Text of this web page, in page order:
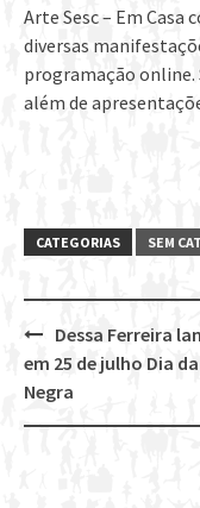
Arte Sesc – Em Casa
diversas
programação online.
além de
CATEGORIAS SEM
Post
navigation
Dessa Ferreira
em 25 de julho Dia
Negra